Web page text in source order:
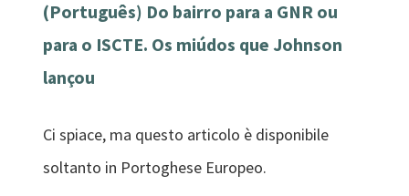
(Português) Do bairro para a GNR ou
para o ISCTE. Os miúdos que Johnson
lançou
Ci spiace, ma questo articolo è disponibile
soltanto in Portoghese Europeo.